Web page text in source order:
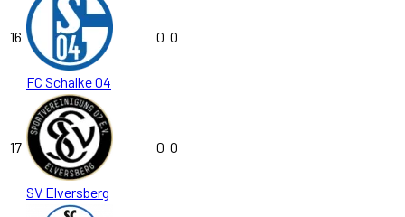
16
FC Schalke 04
0 0
17
SV Elversberg
0 0